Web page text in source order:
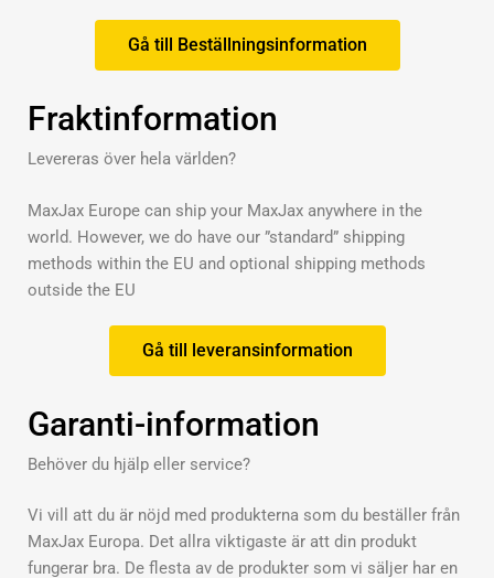
Gå till Beställningsinformation
Fraktinformation
Levereras över hela världen?
MaxJax Europe can ship your MaxJax anywhere in the
world. However, we do have our ”standard” shipping
methods within the EU and optional shipping methods
outside the EU
Gå till leveransinformation
Garanti-information
Behöver du hjälp eller service?
Vi vill att du är nöjd med produkterna som du beställer från
MaxJax Europa. Det allra viktigaste är att din produkt
fungerar bra. De flesta av de produkter som vi säljer har en